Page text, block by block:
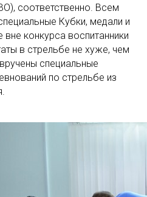
соответственно. Всем
Кубки, медали и
конкурса воспитанники
в стрельбе не хуже, чем
специальные
по стрельбе из